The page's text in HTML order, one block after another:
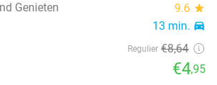
Genieten
9.6 star
13 min. directions_car
Regulier €8,64
€4,95